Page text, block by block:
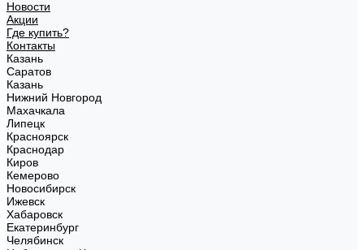
Новости
Акции
Где купить?
Контакты
Казань
Саратов
Казань
Нижний Новгород
Махачкала
Липецк
Красноярск
Краснодар
Киров
Кемерово
Новосибирск
Ижевск
Хабаровск
Екатеринбург
Челябинск